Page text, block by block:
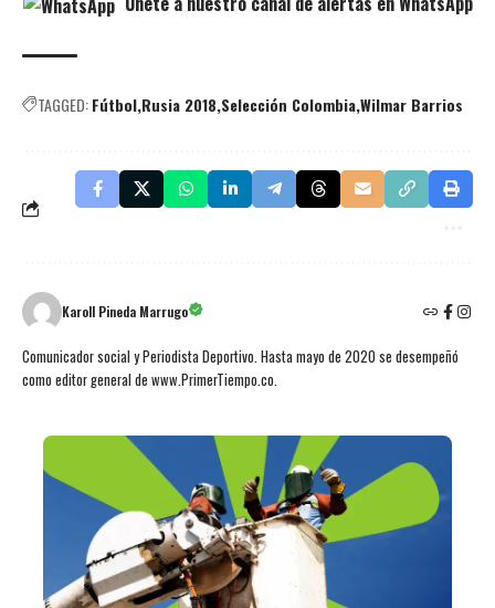
TAGGED:Fútbol Rusia 2018 Selección ColombiaWilmar Barrios
Karoll Pineda Marrugo
Comunicador social y Periodista Deportivo. Hasta mayo de 2020 se desempeñó
como editor general de www.PrimerTiempo.co.